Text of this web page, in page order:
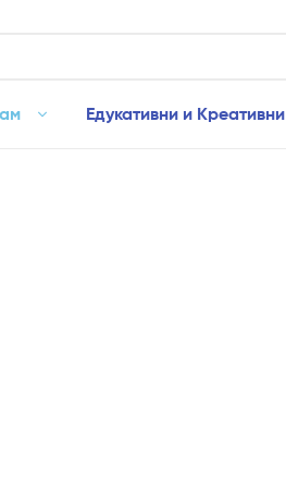
Едукативни и Креативни